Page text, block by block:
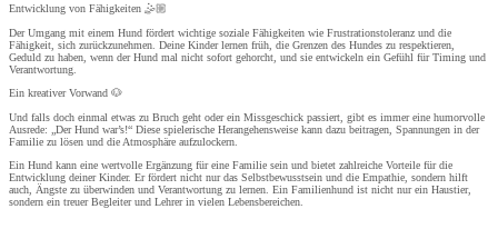
Entwicklung von Fähigkeiten 🤹🏼
Der Umgang mit einem Hund fördert wichtige soziale Fähigkeiten wie Frustrationstoleranz und die
Fähigkeit, sich zurückzunehmen. Deine Kinder lernen früh, die Grenzen des Hundes zu respektieren,
Geduld zu haben, wenn der Hund mal nicht sofort gehorcht, und sie entwickeln ein Gefühl für Timing und
Verantwortung.
Ein kreativer Vorwand 🐶
Und falls doch einmal etwas zu Bruch geht oder ein Missgeschick passiert, gibt es immer eine humorvolle
Ausrede: „Der Hund war’s!“ Diese spielerische Herangehensweise kann dazu beitragen, Spannungen in der
Familie zu lösen und die Atmosphäre aufzulockern.
Ein Hund kann eine wertvolle Ergänzung für eine Familie sein und bietet zahlreiche Vorteile für die
Entwicklung deiner Kinder. Er fördert nicht nur das Selbstbewusstsein und die Empathie, sondern hilft
auch, Ängste zu überwinden und Verantwortung zu lernen. Ein Familienhund ist nicht nur ein Haustier,
sondern ein treuer Begleiter und Lehrer in vielen Lebensbereichen.